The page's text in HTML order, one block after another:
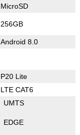
MicroSD
256GB
Android 8.0
P20 Lite
LTE CAT6
UMTS
EDGE